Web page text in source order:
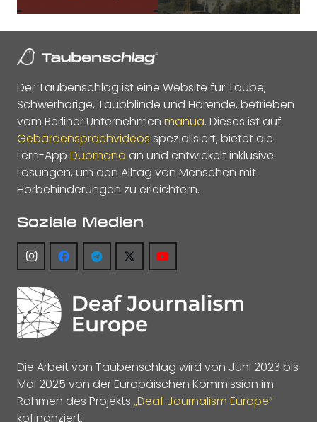
Der Taubenschlag ist eine Website für Taube,
Schwerhörige, Taubblinde und Hörende, betrieben
vom Berliner Unternehmen manua. Dieses ist auf
Gebärdensprachvideos spezialisiert, bietet die
Lern-App Duomano an und entwickelt inklusive
Lösungen, um den Alltag von Menschen mit
Hörbehinderungen zu erleichtern.
Soziale Medien
Die Arbeit von Taubenschlag wird von Juni 2023 bis
Mai 2025 von der Europäischen Kommission im
Rahmen des Projekts „Deaf Journalism Europe“
kofinanziert.